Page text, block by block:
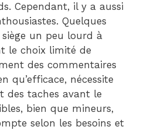
Cependant, il y a aussi
Quelques
un peu lourd à
le choix limité de
des commentaires
qu’efficace, nécessite
des taches avant le
bien que mineurs,
selon les besoins et